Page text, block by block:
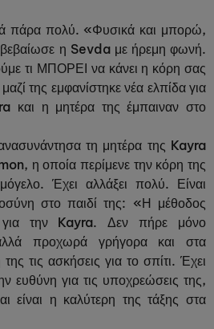
πάρα πολύ. «Φυσικά και μπορώ,
η Sevda με ήρεμη φωνή.
τι ΜΠΟΡΕΙ να κάνει η κόρη σας
της εμφανίστηκε νέα ελπίδα για
και η μητέρα της έμπαιναν στο
τη μητέρα της Kayra
η οποία περίμενε την κόρη της
Έχει αλλάξει πολύ. Είναι
στο παιδί της: «Η μέθοδος
για την Kayra. Δεν πήρε μόνο
προχωρά γρήγορα και στα
τις ασκήσεις για το σπίτι. Έχει
ευθύνη για τις υποχρεώσεις της,
είναι η καλύτερη της τάξης στα